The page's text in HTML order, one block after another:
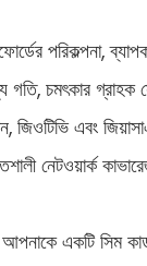
পরিকল্পনা,
চমৎকার গ্রাহক
জিওটিভি এবং
নেটওয়ার্ক
আপনাকে একটি সিম